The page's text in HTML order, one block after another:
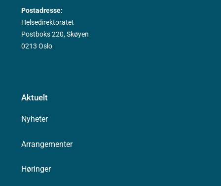
Postadresse:
Helsedirektoratet
Postboks 220, Skøyen
0213 Oslo
Aktuelt
Nyheter
Arrangementer
Høringer